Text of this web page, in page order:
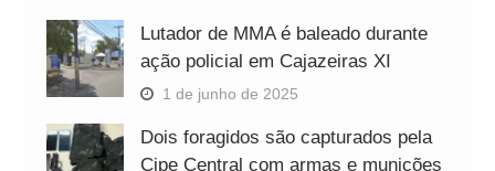
Lutador de MMA é baleado durante
ação policial em Cajazeiras XI
1 de junho de 2025
Dois foragidos são capturados pela
Cipe Central com armas e munições